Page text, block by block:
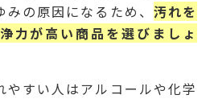
の原因になるため、 汚れを
力が高い商品を選びましょ
やすい人はアルコールや化学